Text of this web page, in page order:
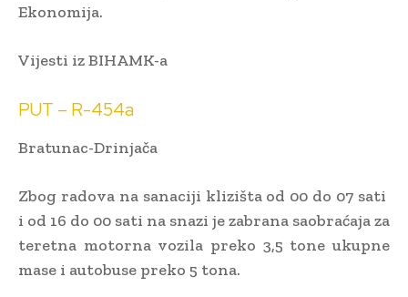
Ekonomija.
Vijesti iz BIHAMK-a
PUT – R-454a
Bratunac-Drinjača
Zbog radova na sanaciji klizišta od 00 do 07 sati
i od 16 do 00 sati na snazi je zabrana saobraćaja za
teretna motorna vozila preko 3,5 tone ukupne
mase i autobuse preko 5 tona.